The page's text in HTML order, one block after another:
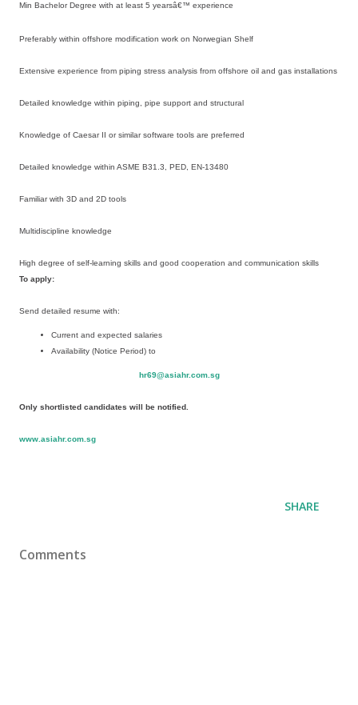
Min Bachelor Degree with at least 5 yearsâ€™ experience
Preferably within offshore modification work on Norwegian Shelf
Extensive experience from piping stress analysis from offshore oil and gas installations
Detailed knowledge within piping, pipe support and structural
Knowledge of Caesar II or similar software tools are preferred
Detailed knowledge within ASME B31.3, PED, EN-13480
Familiar with 3D and 2D tools
Multidiscipline knowledge
High degree of self-learning skills and good cooperation and communication skills
To apply:
Send detailed resume with:
Current and expected salaries
Availability (Notice Period) to
hr69@asiahr.com.sg
Only shortlisted candidates will be notified.
www.asiahr.com.sg
SHARE
Comments